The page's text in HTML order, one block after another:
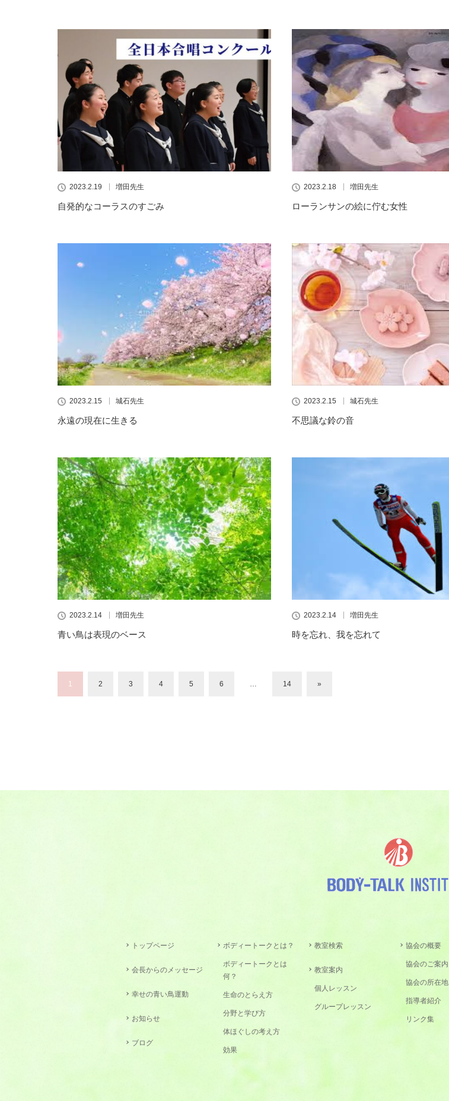
2023.2.19 増田先生
自発的なコーラスのすごみ
2023.2.18 増田先生
ローランサンの絵に佇む女性
2023.2.15 城石先生
永遠の現在に生きる
2023.2.15 城石先生
不思議な鈴の音
2023.2.14 増田先生
青い鳥は表現のベース
2023.2.14 増田先生
時を忘れ、我を忘れて
1 2 3 4 5 6 … 14 »
トップページ
会長からのメッセージ
幸せの青い鳥運動
お知らせ
ブログ
ボディートークとは？
ボディートークとは
何？
生命のとらえ方
分野と学び方
体ほぐしの考え方
効果
教室検索
教室案内
個人レッスン
グループレッスン
協会の概要
協会のご案内
協会の所在地
指導者紹介
リンク集